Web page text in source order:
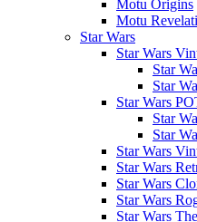
Motu Origins
Motu
Star Wars
Star Wars
Star
Star
Star Wars
Star
Star
Star Wars
Star Wars
Star Wars
Star Wars
Star Wars